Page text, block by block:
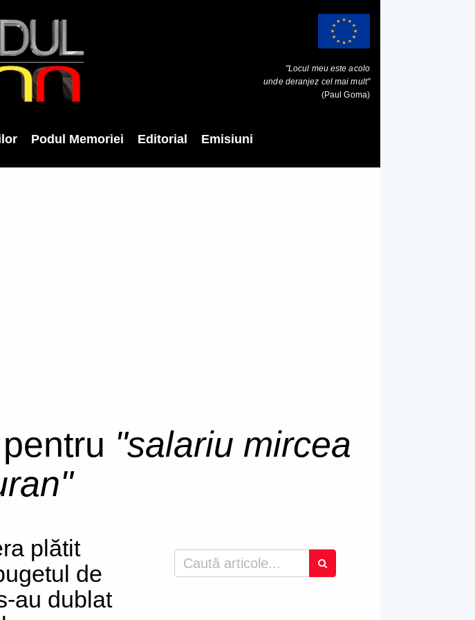
"Locul meu este acolo
unde deranjez cel mai mult"
(Paul Goma)
Podul Memoriei Editorial Emisiuni
"salariu mircea
plătit
de
au dublat